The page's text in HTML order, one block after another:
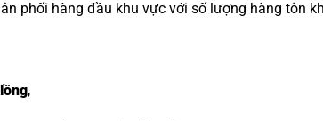
phối hàng đầu khu vực với số lượng hàng tôn
,